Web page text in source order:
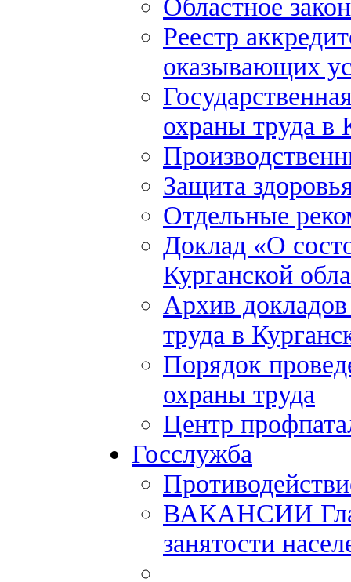
Областное
Реестр
оказывающих
охраны труда в
Защита
Отдельные
Доклад «О
Курганской
Архив
труда в
Порядок
охраны труда
Центр
Госслужба
ВАКАНСИИ
занятости